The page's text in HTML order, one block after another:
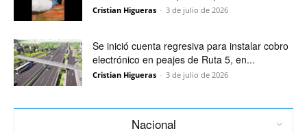
Cristian Higueras - 3 de julio de 2026
Se inició cuenta regresiva para instalar cobro
electrónico en peajes de Ruta 5, en...
Cristian Higueras - 3 de julio de 2026
Nacional